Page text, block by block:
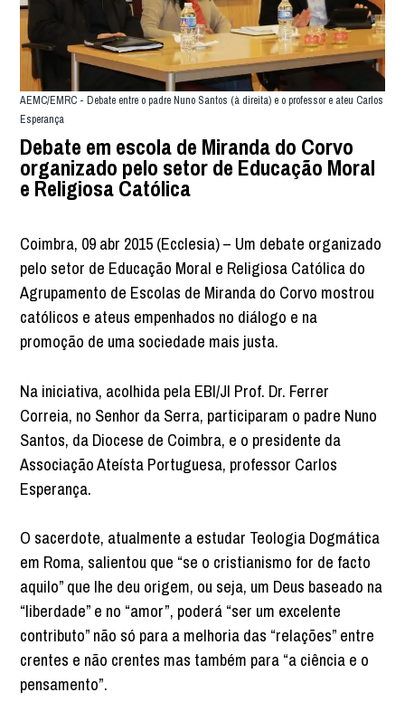
AEMC/EMRC - Debate entre o padre Nuno Santos (à direita) e o professor e ateu Carlos
Esperança
Debate em escola de Miranda do Corvo
organizado pelo setor de Educação Moral
e Religiosa Católica
Coimbra, 09 abr 2015 (Ecclesia) – Um debate organizado
pelo setor de Educação Moral e Religiosa Católica do
Agrupamento de Escolas de Miranda do Corvo mostrou
católicos e ateus empenhados no diálogo e na
promoção de uma sociedade mais justa.
Na iniciativa, acolhida pela EBI/JI Prof. Dr. Ferrer
Correia, no Senhor da Serra, participaram o padre Nuno
Santos, da Diocese de Coimbra, e o presidente da
Associação Ateísta Portuguesa, professor Carlos
Esperança.
O sacerdote, atualmente a estudar Teologia Dogmática
em Roma, salientou que “se o cristianismo for de facto
aquilo” que lhe deu origem, ou seja, um Deus baseado na
“liberdade” e no “amor”, poderá “ser um excelente
contributo” não só para a melhoria das “relações” entre
crentes e não crentes mas também para “a ciência e o
pensamento”.